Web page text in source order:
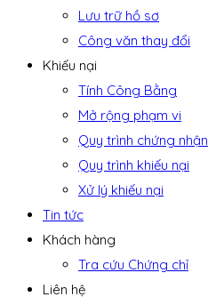
Lưu trữ hồ sơ
Công văn thay đổi
Khiếu nại
Tính Công Bằng
Mở rộng phạm vi
Quy trình chứng nhận
Quy trình khiếu nại
Xử lý khiếu nại
Tin tức
Khách hàng
Tra cứu Chứng chỉ
Liên hệ